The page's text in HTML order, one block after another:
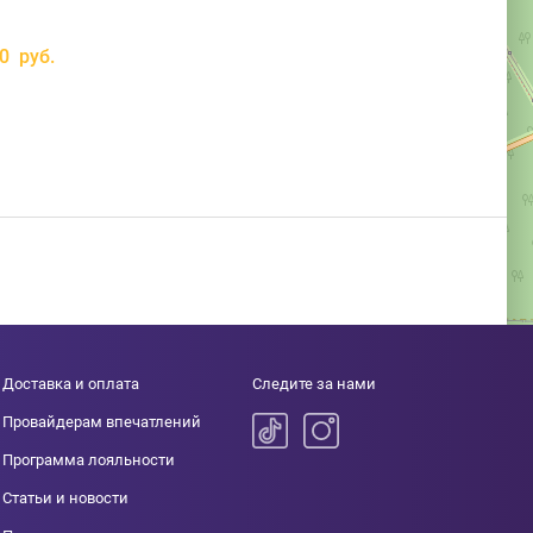
руб.
Доставка и оплата
Провайдерам впечатлений
Программа лояльности
Статьи и новости
Следите за нами